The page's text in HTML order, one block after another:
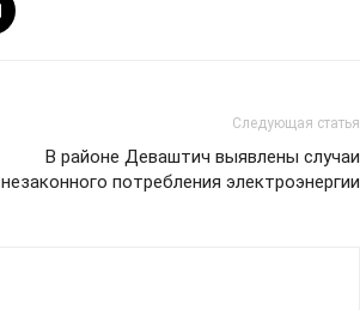
Следующая статья
В районе Деваштич выявлены случаи
незаконного потребления электроэнергии